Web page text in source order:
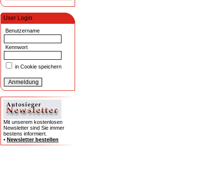
User Login
Benutzername
Kennwort
in Cookie speichern
Mit unserem kostenlosen
Newsletter sind Sie immer
bestens informiert.
• Newsletter bestellen